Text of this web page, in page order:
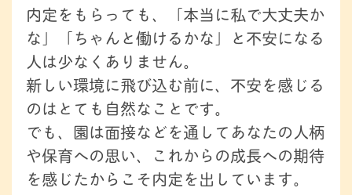
内定をもらっても、「本当に私で大丈夫か
な」「ちゃんと働けるかな」と不安になる
人は少なくありません。
新しい環境に飛び込む前に、不安を感じる
のはとても自然なことです。
でも、園は面接などを通してあなたの人柄
や保育への思い、これからの成長への期待
を感じたからこそ内定を出しています。